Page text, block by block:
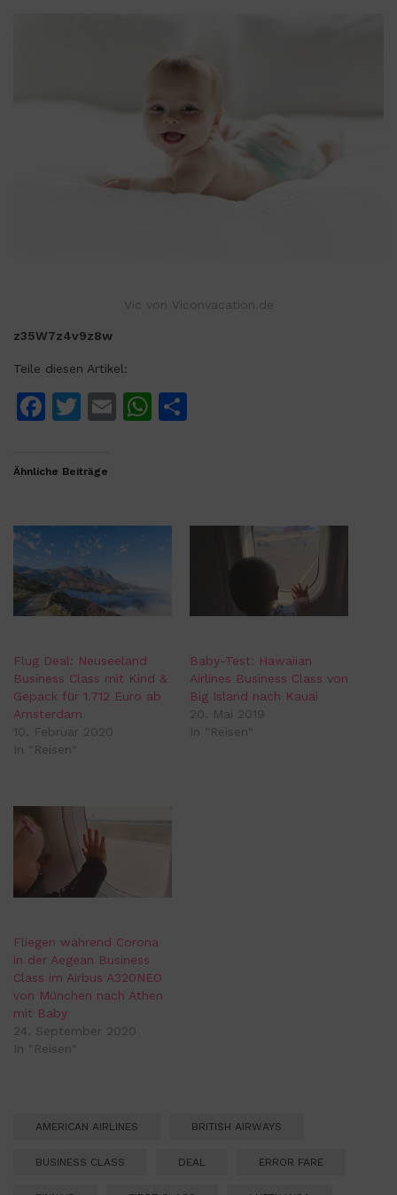
Vic von Viconvacation.de
z35W7z4v9z8w
Teile diesen Artikel:
F
c
b
o
o
k
T
itt
E
W
A
p
Ähnliche Beiträge
Flug Deal: Neuseeland
Business Class mit Kind &
Gepäck für 1.712 Euro ab
Amsterdam
10. Februar 2020
In "Reisen"
Baby-Test: Hawaiian
Airlines Business Class von
Big Island nach Kauai
20. Mai 2019
In "Reisen"
Fliegen während Corona
in der Aegean Business
Class im Airbus A320NEO
von München nach Athen
mit Baby
24. September 2020
In "Reisen"
AMERICAN AIRLINES BRITISH AIRWAYS
BUSINESS CLASS DEAL ERROR FARE